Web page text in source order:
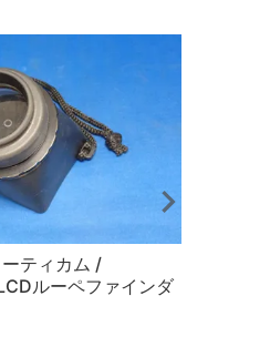
ティカム /
ルーペファインダ